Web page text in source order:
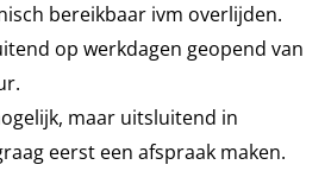
bereikbaar ivm overlijden.
op werkdagen geopend van
maar uitsluitend in
eerst een afspraak maken.